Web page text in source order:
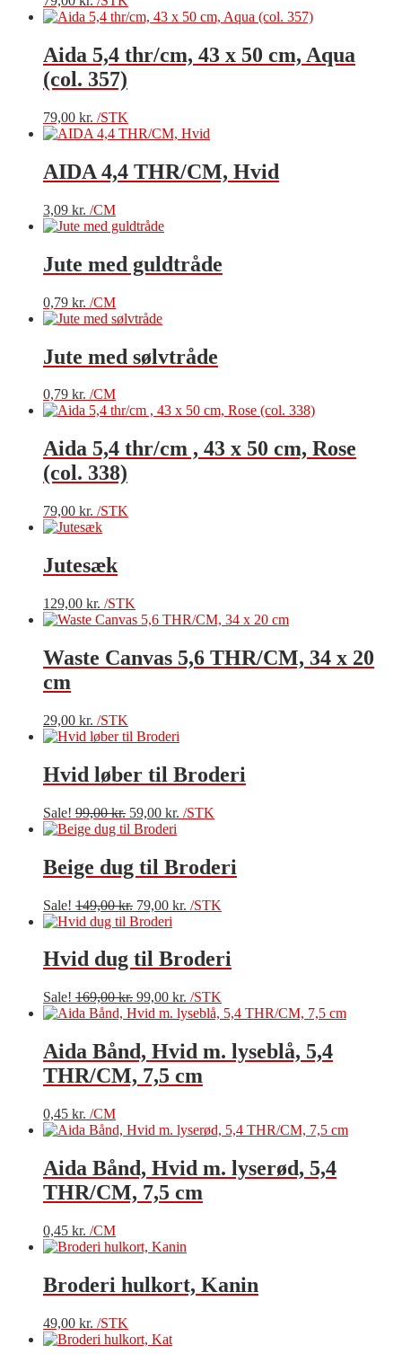
Aida 5,4 thr/cm, 43 x 50 cm, Aqua
(col. 357)
79,00 kr. /STK
AIDA 4,4 THR/CM, Hvid
3,09 kr. /CM
Jute med guldtråde
0,79 kr. /CM
Jute med sølvtråde
0,79 kr. /CM
Aida 5,4 thr/cm , 43 x 50 cm, Rose
(col. 338)
79,00 kr. /STK
Jutesæk
129,00 kr. /STK
Waste Canvas 5,6 THR/CM, 34 x 20
cm
29,00 kr. /STK
Hvid løber til Broderi
Sale! 99,00kr. Den
oprindelige
var:
99,00 kr..
59,00 kr. Den
59,00 kr..
/STK
Beige dug til Broderi
Sale! 149,00kr. Den
oprindelige
var:
149,00 kr..
79,00 kr. Den
er:
79,00 kr..
/STK
Hvid dug til Broderi
Sale! 169,00kr. Den
oprindelige
var:
169,00 kr..
99,00 kr. Den
aktuelle
er:
99,00 kr..
/STK
Aida Bånd, Hvid m. lyseblå, 5,4
THR/CM, 7,5 cm
0,45 kr. /CM
Aida Bånd, Hvid m. lyserød, 5,4
THR/CM, 7,5 cm
0,45 kr. /CM
Broderi hulkort, Kanin
49,00 kr. /STK